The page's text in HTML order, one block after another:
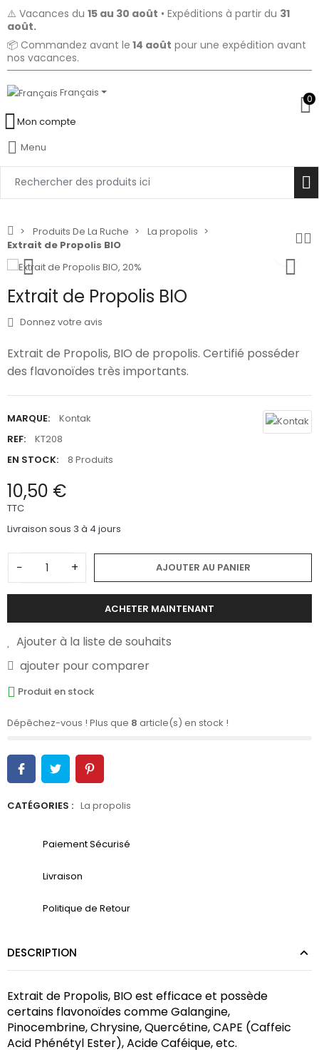
⚠️ Vacances du 15 au 30 août • Expéditions à partir du 31
août.
📦 Commandez avant le 14 août pour une expédition avant
nos vacances.
Français 0
Mon compte
Menu
Produits De La Ruche
La propolis
Extrait de Propolis BIO
Extrait de Propolis BIO
Donnez votre avis
Extrait de Propolis, BIO de propolis. Certifié posséder
des flavonoïdes très importants.
MARQUE:
Kontak
REF:
KT208
EN STOCK:
8 Produits
10,50 €
TTC
Livraison sous 3 à 4 jours
− + AJOUTER AU PANIER
ACHETER MAINTENANT
Ajouter à la liste de souhaits
ajouter pour comparer
Produit en stock
Dépêchez-vous ! Plus que 8 article(s) en stock !
CATÉGORIES : La propolis
Paiement Sécurisé
Livraison
Politique de Retour
DESCRIPTION
Extrait de Propolis, BIO est efficace et possède
certains flavonoïdes comme Galangine,
Pinocembrine, Chrysine, Quercétine, CAPE (Caffeic
Acid Phénétyl Ester), Acide Caféique, etc.